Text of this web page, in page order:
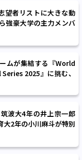
望者リストに大きな動
強豪大学の主力メンバ
ムが集結する『World
2025』に挑む、
れる
波大4年の井上宗一郎
大2年の小川麻斗が特別